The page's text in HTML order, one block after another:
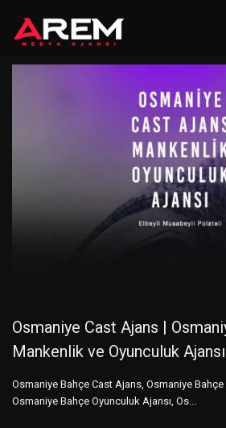
Osmaniye Cast Ajans |
Mankenlik ve Oyunculuk Ajansı
Osmaniye Bahçe Cast Ajans, Osmaniye Bahçe
Osmaniye Bahçe Oyunculuk Ajansı, Os...